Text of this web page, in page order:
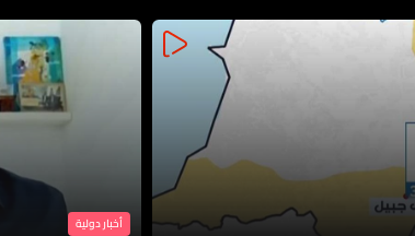
أخبار دولية